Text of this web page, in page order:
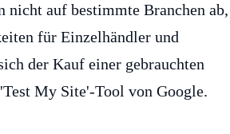
nicht auf bestimmte Branchen ab,
für Einzelhändler und
der Kauf einer gebrauchten
My Site'-Tool von Google.